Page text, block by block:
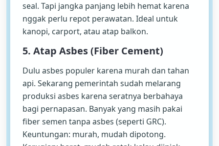
seal. Tapi jangka panjang lebih hemat karena
nggak perlu repot perawatan. Ideal untuk
kanopi, carport, atau atap balkon.
5. Atap Asbes (Fiber Cement)
Dulu asbes populer karena murah dan tahan
api. Sekarang pemerintah sudah melarang
produksi asbes karena seratnya berbahaya
bagi pernapasan. Banyak yang masih pakai
fiber semen tanpa asbes (seperti GRC).
Keuntungan: murah, mudah dipotong.